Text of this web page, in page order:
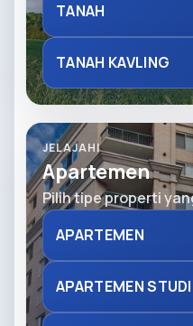
TANAH
TANAH KAVLING
JELAJAHI
Apartemen
Pilih tipe properti
APARTEMEN
APARTEMEN